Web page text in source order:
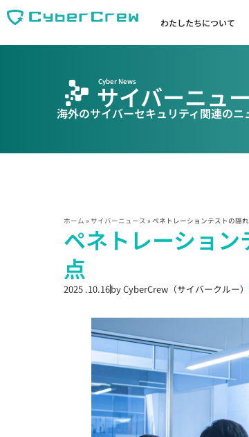
わたしたちについて
サイバーニュ
Cyber News
海外のサイバーセキュリティ関連のニ
ホーム » サイバーニュース » ペネトレーションテストの隠
ペネトレーショ
点
2025 .10.16byCyberCrew（サイバークルー）